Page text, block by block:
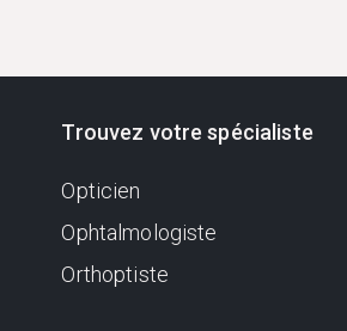
Trouvez votre spécialiste
Opticien
Ophtalmologiste
Orthoptiste